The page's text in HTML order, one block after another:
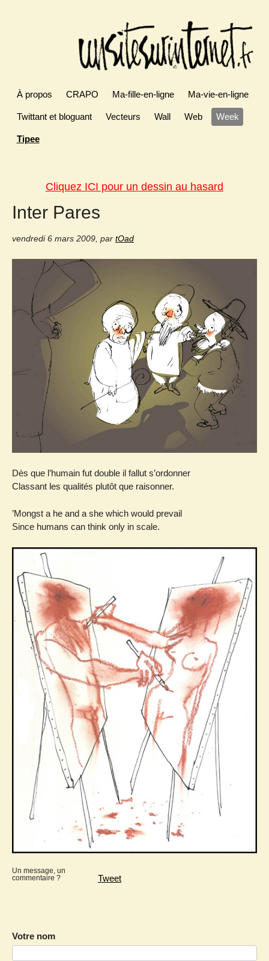
À propos CRAPO Ma-fille-en-ligne Ma-vie-en-ligne
Twittant et bloguant Vecteurs Wall Web Week
Tipee
Cliquez ICI pour un dessin au hasard
Inter Pares
vendredi 6 mars 2009, par tOad
Dès que l’humain fut double il fallut s’ordonner
Classant les qualités plutôt que raisonner.
’Mongst a he and a she which would prevail
Since humans can think only in scale.
Tweet
Un message, un
commentaire ?
Votre nom